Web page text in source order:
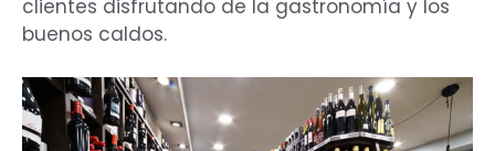
clientes disfrutando de la gastronomía y los
buenos caldos.